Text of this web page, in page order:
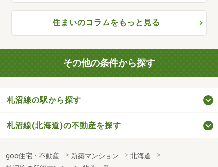
住まいのコラムをもっと見る
その他の条件から探す
札沼線の駅から探す
札沼線(北海道)の不動産を探す
goo住宅・不動産 新築マンション
北海道